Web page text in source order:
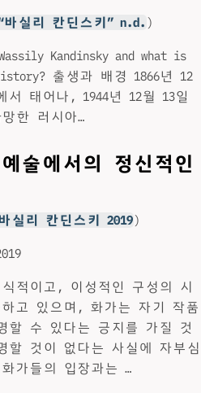
바실리 칸딘스키” n.d. )
Kandinsky and what is
출생과 배경 1866년 12
서 태어나, 1944년 12월 13일
한 러시아…
술에서의 정신적인
실리 칸딘스키 2019)
적이고, 이성적인 구성의 시
고 있으며, 화가는 자기 작품
할 수 있다는 긍지를 가질 것
할 것이 없다는 사실에 자부심
가들의 입장과는 …